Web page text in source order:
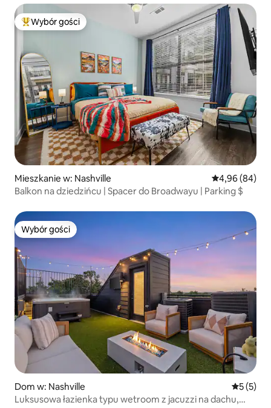
Najpopularniejsze z kategorii Wybór gości
Wybór gości
Mieszkanie w: Nashville Średnia
4,96 (84)
Balkon na dziedzińcu | Spacer do Broadwayu | Parking $
Wybór gości
Wybór gości
Dom w: Nashville Średnia
5 (5)
Luksusowa łazienka typu wetroom z jacuzzi na dachu,